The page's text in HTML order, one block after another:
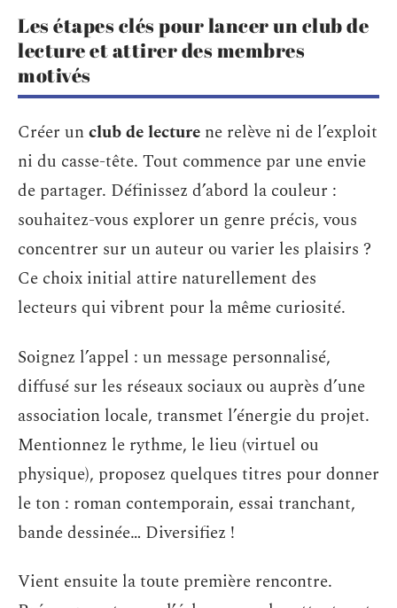
Les étapes clés pour lancer un club de
lecture et attirer des membres
motivés
Créer unclub de lecture ne relève ni de l’exploit
ni du casse-tête. Tout commence par une envie
de partager. Définissez d’abord la couleur :
souhaitez-vous explorer un genre précis, vous
concentrer sur un auteur ou varier les plaisirs ?
Ce choix initial attire naturellement des
lecteurs qui vibrent pour la même curiosité.
Soignez l’appel : un message personnalisé,
diffusé sur les réseaux sociaux ou auprès d’une
association locale, transmet l’énergie du projet.
Mentionnez le rythme, le lieu (virtuel ou
physique), proposez quelques titres pour donner
le ton : roman contemporain, essai tranchant,
bande dessinée… Diversifiez !
Vient ensuite la toute première rencontre.